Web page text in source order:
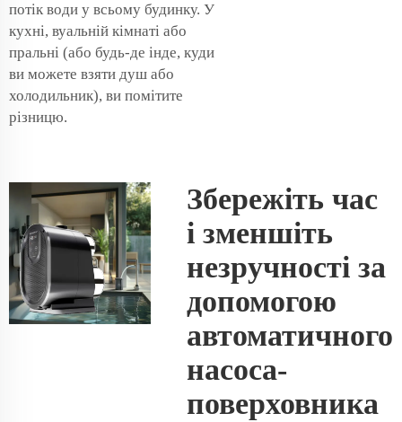
потік води у всьому будинку. У
кухні, вуальній кімнаті або
пральні (або будь-де інде, куди
ви можете взяти душ або
холодильник), ви помітите
різницю.
Збережіть час
і зменшіть
незручності за
допомогою
автоматичного
насоса-
поверховника